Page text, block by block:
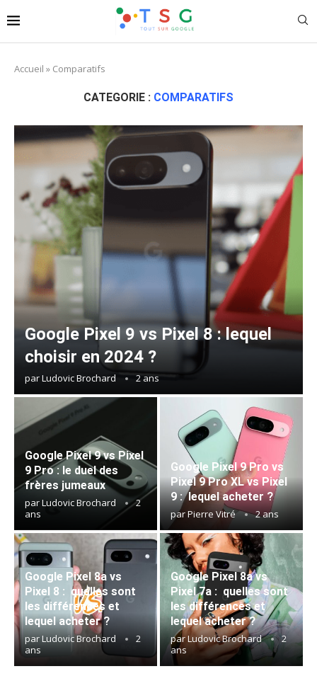
Accueil » Comparatifs
CATEGORIE : COMPARATIFS
Google Pixel 9 vs Pixel 8 : lequel
choisir en 2024 ?
parLudovic Brochard 2 ans
Google Pixel 9 vs Pixel
9 Pro : le duel des
frères jumeaux
parLudovic Brochard
2
ans
Google Pixel 9 Pro vs
Pixel 9 Pro XL vs Pixel
9 : lequel acheter ?
parPierre Vitré 2 ans
Google Pixel 8a vs
Pixel 8 : quelles sont
les différences et
lequel acheter ?
parLudovic Brochard
2
ans
Google Pixel 8a vs
Pixel 7a : quelles sont
les différences et
lequel acheter ?
parLudovic Brochard
2
ans